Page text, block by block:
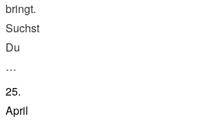
bringt.
Suchst
Du
…
25.
April